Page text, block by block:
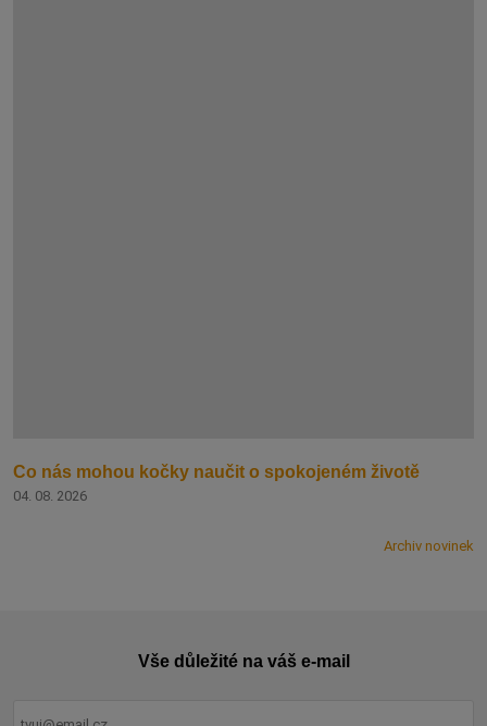
Co nás mohou kočky naučit o spokojeném životě
04. 08. 2026
Archiv novinek
Vše důležité na váš e-mail